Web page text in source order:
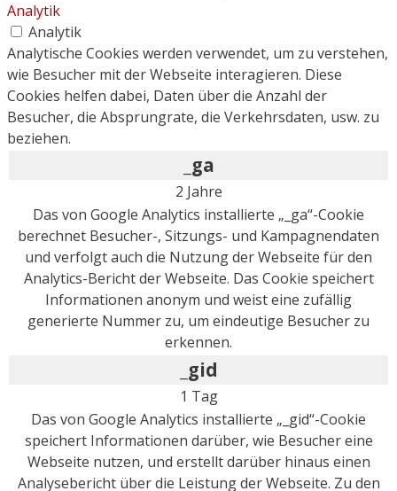
Analytik
Analytik
Analytische Cookies werden verwendet, um zu verstehen,
wie Besucher mit der Webseite interagieren. Diese
Cookies helfen dabei, Daten über die Anzahl der
Besucher, die Absprungrate, die Verkehrsdaten, usw. zu
beziehen.
_ga
2 Jahre
Das von Google Analytics installierte „_ga“-Cookie
berechnet Besucher-, Sitzungs- und Kampagnendaten
und verfolgt auch die Nutzung der Webseite für den
Analytics-Bericht der Webseite. Das Cookie speichert
Informationen anonym und weist eine zufällig
generierte Nummer zu, um eindeutige Besucher zu
erkennen.
_gid
1 Tag
Das von Google Analytics installierte „_gid“-Cookie
speichert Informationen darüber, wie Besucher eine
Webseite nutzen, und erstellt darüber hinaus einen
Analysebericht über die Leistung der Webseite. Zu den